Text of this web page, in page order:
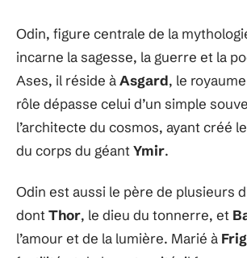
Odin, figure centrale de la
incarne la sagesse, la guerre et la
Ases, il réside àAsgard, le
rôle dépasse celui d’un simple
l’architecte du cosmos, ayant créé
du corps du géant Ymir.
Odin est aussi le père de plusieurs
dont Thor, le dieu du tonnerre, et
l’amour et de la lumière. Marié à